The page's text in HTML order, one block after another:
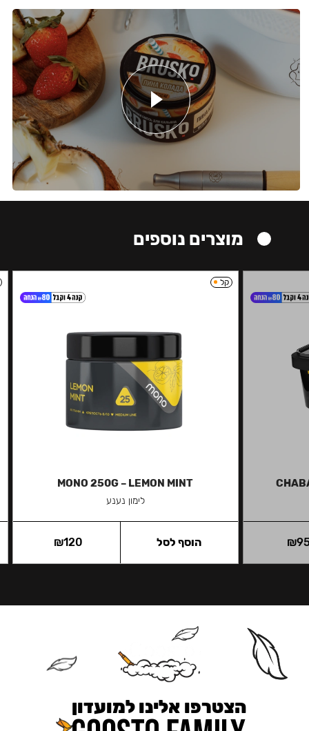
מוצרים נוספים
₪
קל
MONO 250G – LEMON MINT
לימון נענע
₪120 הוסף לסל
הצטרפו אלינו למועדון